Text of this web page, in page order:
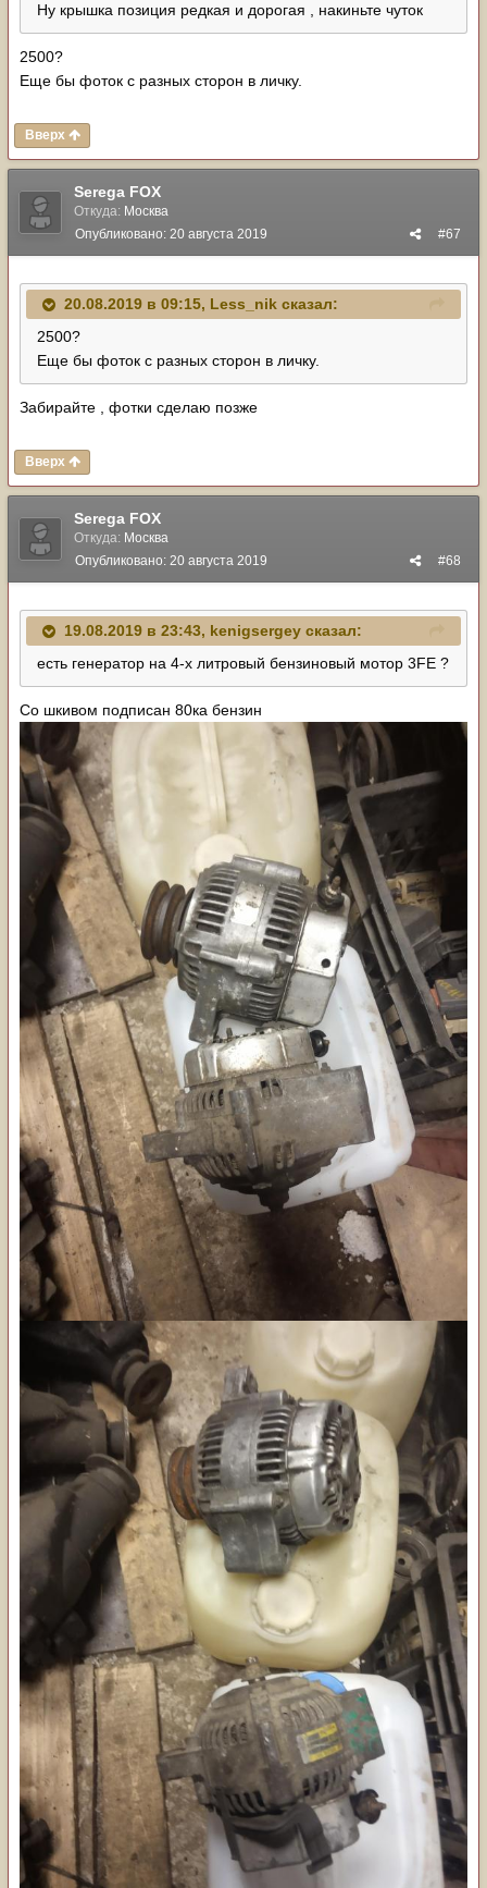
Ну крышка позиция редкая и дорогая , накиньте чуток
2500?
Еще бы фоток с разных сторон в личку.
Вверх
Serega FOX
Откуда: Москва
#67
Опубликовано: 20 августа 2019
20.08.2019 в 09:15, Less_nik сказал:
2500?
Еще бы фоток с разных сторон в личку.
Забирайте , фотки сделаю позже
Вверх
Serega FOX
Откуда: Москва
#68
Опубликовано: 20 августа 2019
19.08.2019 в 23:43, kenigsergey сказал:
есть генератор на 4-х литровый бензиновый мотор 3FE ?
Со шкивом подписан 80ка бензин